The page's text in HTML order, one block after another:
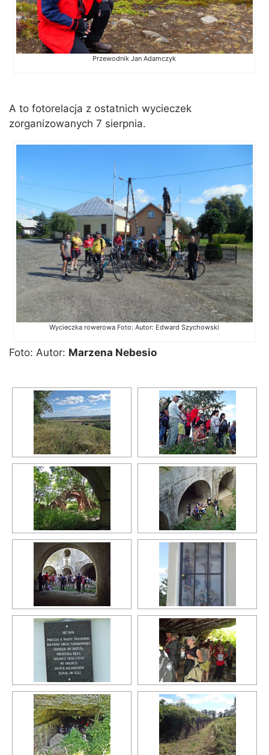
Przewodnik Jan Adamczyk
A to fotorelacja z ostatnich wycieczek
zorganizowanych 7 sierpnia.
Wycieczka rowerowa Foto: Autor: Edward Szychowski
Foto: Autor: Marzena Nebesio